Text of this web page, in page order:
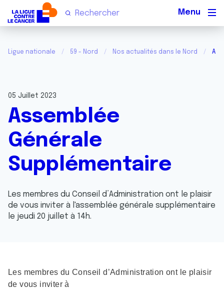
Ligue nationale 59 - Nord Nos actualités dans le Nord
05 Juillet 2023
Assemblée
Générale
Supplémentaire
Les membres du Conseil d’Administration ont le plaisir
de vous inviter à l'assemblée générale supplémentaire
le jeudi 20 juillet à 14h.
Les membres du Conseil d’Administration ont le plaisir
de vous inviter à